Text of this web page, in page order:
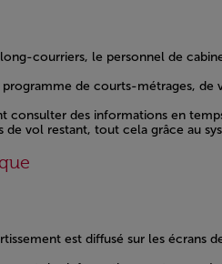
courriers, le personnel de
de courts-métrages, de
consulter des informations en
de vol restant, tout cela grâce au
est diffusé sur les écrans